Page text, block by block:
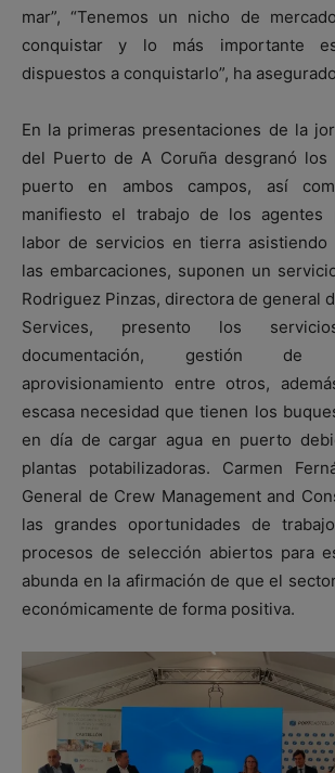
mar”, “Tenemos un nicho de
conquistar y lo más importante
dispuestos a conquistarlo”, ha
En la primeras presentaciones de la
del Puerto de A Coruña desgranó los
puerto en ambos campos, así
manifiesto el trabajo de los agentes
labor de servicios en tierra asistiendo
las embarcaciones, suponen un
Rodriguez Pinzas, directora de general
Services, presento los
documentación, gestión
aprovisionamiento entre otros,
escasa necesidad que tienen los
en día de cargar agua en puerto
plantas potabilizadoras. Carmen
General de Crew Management and
las grandes oportunidades de
procesos de selección abiertos para
abunda en la afirmación de que el
económicamente de forma positiva.